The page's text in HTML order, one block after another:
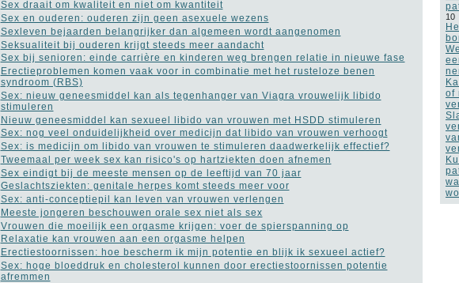
Sex draait om kwaliteit en niet om kwantiteit
Sex en ouderen: ouderen zijn geen asexuele wezens
Sexleven bejaarden belangrijker dan algemeen wordt aangenomen
Seksualiteit bij ouderen krijgt steeds meer aandacht
Sex bij senioren: einde carrière en kinderen weg brengen relatie in nieuwe fase
Erectieproblemen komen vaak voor in combinatie met het rusteloze benen
syndroom (RBS)
Sex: nieuw geneesmiddel kan als tegenhanger van Viagra vrouwelijk libido
stimuleren
Nieuw geneesmiddel kan sexueel libido van vrouwen met HSDD stimuleren
Sex: nog veel onduidelijkheid over medicijn dat libido van vrouwen verhoogt
Sex: is medicijn om libido van vrouwen te stimuleren daadwerkelijk effectief?
Tweemaal per week sex kan risico's op hartziekten doen afnemen
Sex eindigt bij de meeste mensen op de leeftijd van 70 jaar
Geslachtsziekten: genitale herpes komt steeds meer voor
Sex: anti-conceptiepil kan leven van vrouwen verlengen
Meeste jongeren beschouwen orale sex niet als sex
Vrouwen die moeilijk een orgasme krijgen: voer de spierspanning op
Relaxatie kan vrouwen aan een orgasme helpen
Erectiestoornissen: hoe bescherm ik mijn potentie en blijk ik sexueel actief?
Sex: hoge bloeddruk en cholesterol kunnen door erectiestoornissen potentie
afremmen
10
of